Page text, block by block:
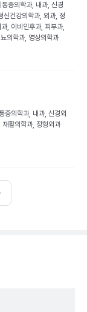
통증의학과, 내과, 신경
신건강의학과, 외과, 정
, 이비인후과, 피부과,
의학과, 영상의학과
증의학과, 내과, 신경외
재활의학과, 정형외과